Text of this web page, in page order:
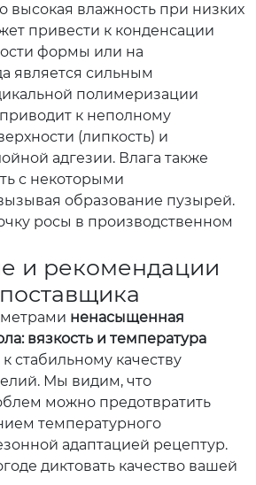
высокая влажность при низких
привести к конденсации
формы или на
является сильным
полимеризации
к неполному
(липкость) и
адгезии. Влага также
с некоторыми
образование пузырей.
росы в производственном
и рекомендации
ненасыщенная
вязкость и температура
стабильному качеству
Мы видим, что
можно предотвратить
температурного
адаптацией рецептур.
диктовать качество вашей